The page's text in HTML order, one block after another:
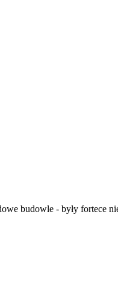
budowle - były fortece